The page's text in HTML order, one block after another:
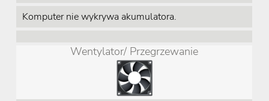
Komputer nie wykrywa akumulatora.
Wentylator/ Przegrzewanie